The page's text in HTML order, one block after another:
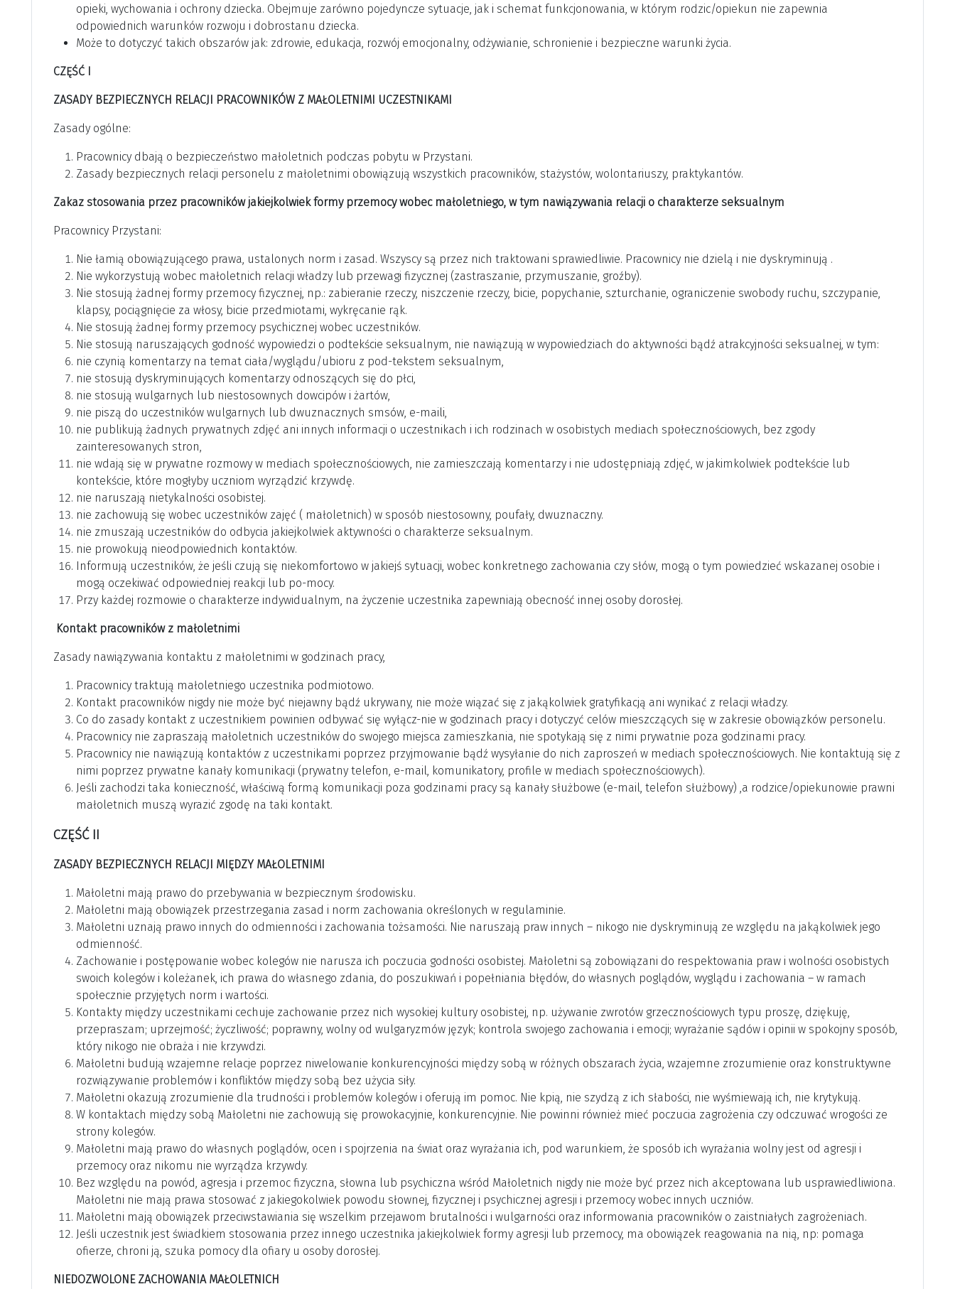
opieki, wychowania i ochrony dziecka. Obejmuje zarówno pojedyncze sytuacje, jak i schemat funkcjonowania, w którym rodzic/opiekun nie zapewnia
odpowiednich warunków rozwoju i dobrostanu dziecka.
Może to dotyczyć takich obszarów jak: zdrowie, edukacja, rozwój emocjonalny, odżywianie, schronienie i bezpieczne warunki życia.
CZĘŚĆ I
ZASADY BEZPIECZNYCH RELACJI PRACOWNIKÓW Z MAŁOLETNIMI UCZESTNIKAMI
Zasady ogólne:
Pracownicy dbają o bezpieczeństwo małoletnich podczas pobytu w Przystani.
Zasady bezpiecznych relacji personelu z małoletnimi obowiązują wszystkich pracowników, stażystów, wolontariuszy, praktykantów.
Zakaz stosowania przez pracowników jakiejkolwiek formy przemocy wobec małoletniego, w tym nawiązywania relacji o charakterze seksualnym
Pracownicy Przystani:
Nie łamią obowiązującego prawa, ustalonych norm i zasad. Wszyscy są przez nich traktowani sprawiedliwie. Pracownicy nie dzielą i nie dyskryminują .
Nie wykorzystują wobec małoletnich relacji władzy lub przewagi fizycznej (zastraszanie, przymuszanie, groźby).
Nie stosują żadnej formy przemocy fizycznej, np.: zabieranie rzeczy, niszczenie rzeczy, bicie, popychanie, szturchanie, ograniczenie swobody ruchu, szczypanie,
klapsy, pociągnięcie za włosy, bicie przedmiotami, wykręcanie rąk.
Nie stosują żadnej formy przemocy psychicznej wobec uczestników.
Nie stosują naruszających godność wypowiedzi o podtekście seksualnym, nie nawiązują w wypowiedziach do aktywności bądź atrakcyjności seksualnej, w tym:
nie czynią komentarzy na temat ciała/wyglądu/ubioru z pod-tekstem seksualnym,
nie stosują dyskryminujących komentarzy odnoszących się do płci,
nie stosują wulgarnych lub niestosownych dowcipów i żartów,
nie piszą do uczestników wulgarnych lub dwuznacznych smsów, e-maili,
nie publikują żadnych prywatnych zdjęć ani innych informacji o uczestnikach i ich rodzinach w osobistych mediach społecznościowych, bez zgody
zainteresowanych stron,
nie wdają się w prywatne rozmowy w mediach społecznościowych, nie zamieszczają komentarzy i nie udostępniają zdjęć, w jakimkolwiek podtekście lub
kontekście, które mogłyby uczniom wyrządzić krzywdę.
nie naruszają nietykalności osobistej.
nie zachowują się wobec uczestników zajęć ( małoletnich) w sposób niestosowny, poufały, dwuznaczny.
nie zmuszają uczestników do odbycia jakiejkolwiek aktywności o charakterze seksualnym.
nie prowokują nieodpowiednich kontaktów.
Informują uczestników, że jeśli czują się niekomfortowo w jakiejś sytuacji, wobec konkretnego zachowania czy słów, mogą o tym powiedzieć wskazanej osobie i
mogą oczekiwać odpowiedniej reakcji lub po-mocy.
Przy każdej rozmowie o charakterze indywidualnym, na życzenie uczestnika zapewniają obecność innej osoby dorosłej.
Kontakt pracowników z małoletnimi
Zasady nawiązywania kontaktu z małoletnimi w godzinach pracy,
Pracownicy traktują małoletniego uczestnika podmiotowo.
Kontakt pracowników nigdy nie może być niejawny bądź ukrywany, nie może wiązać się z jakąkolwiek gratyfikacją ani wynikać z relacji władzy.
Co do zasady kontakt z uczestnikiem powinien odbywać się wyłącz-nie w godzinach pracy i dotyczyć celów mieszczących się w zakresie obowiązków personelu.
Pracownicy nie zapraszają małoletnich uczestników do swojego miejsca zamieszkania, nie spotykają się z nimi prywatnie poza godzinami pracy.
Pracownicy nie nawiązują kontaktów z uczestnikami poprzez przyjmowanie bądź wysyłanie do nich zaproszeń w mediach społecznościowych. Nie kontaktują się z
nimi poprzez prywatne kanały komunikacji (prywatny telefon, e-mail, komunikatory, profile w mediach społecznościowych).
Jeśli zachodzi taka konieczność, właściwą formą komunikacji poza godzinami pracy są kanały służbowe (e-mail, telefon służbowy) ,a rodzice/opiekunowie prawni
małoletnich muszą wyrazić zgodę na taki kontakt.
CZĘŚĆ II
ZASADY BEZPIECZNYCH RELACJI MIĘDZY MAŁOLETNIMI
Małoletni mają prawo do przebywania w bezpiecznym środowisku.
Małoletni mają obowiązek przestrzegania zasad i norm zachowania określonych w regulaminie.
Małoletni uznają prawo innych do odmienności i zachowania tożsamości. Nie naruszają praw innych – nikogo nie dyskryminują ze względu na jakąkolwiek jego
odmienność.
Zachowanie i postępowanie wobec kolegów nie narusza ich poczucia godności osobistej. Małoletni są zobowiązani do respektowania praw i wolności osobistych
swoich kolegów i koleżanek, ich prawa do własnego zdania, do poszukiwań i popełniania błędów, do własnych poglądów, wyglądu i zachowania – w ramach
społecznie przyjętych norm i wartości.
Kontakty między uczestnikami cechuje zachowanie przez nich wysokiej kultury osobistej, np. używanie zwrotów grzecznościowych typu proszę, dziękuję,
przepraszam; uprzejmość; życzliwość; poprawny, wolny od wulgaryzmów język; kontrola swojego zachowania i emocji; wyrażanie sądów i opinii w spokojny sposób,
który nikogo nie obraża i nie krzywdzi.
Małoletni budują wzajemne relacje poprzez niwelowanie konkurencyjności między sobą w różnych obszarach życia, wzajemne zrozumienie oraz konstruktywne
rozwiązywanie problemów i konfliktów między sobą bez użycia siły.
Małoletni okazują zrozumienie dla trudności i problemów kolegów i oferują im pomoc. Nie kpią, nie szydzą z ich słabości, nie wyśmiewają ich, nie krytykują.
W kontaktach między sobą Małoletni nie zachowują się prowokacyjnie, konkurencyjnie. Nie powinni również mieć poczucia zagrożenia czy odczuwać wrogości ze
strony kolegów.
Małoletni mają prawo do własnych poglądów, ocen i spojrzenia na świat oraz wyrażania ich, pod warunkiem, że sposób ich wyrażania wolny jest od agresji i
przemocy oraz nikomu nie wyrządza krzywdy.
Bez względu na powód, agresja i przemoc fizyczna, słowna lub psychiczna wśród Małoletnich nigdy nie może być przez nich akceptowana lub usprawiedliwiona.
Małoletni nie mają prawa stosować z jakiegokolwiek powodu słownej, fizycznej i psychicznej agresji i przemocy wobec innych uczniów.
Małoletni mają obowiązek przeciwstawiania się wszelkim przejawom brutalności i wulgarności oraz informowania pracowników o zaistniałych zagrożeniach.
Jeśli uczestnik jest świadkiem stosowania przez innego uczestnika jakiejkolwiek formy agresji lub przemocy, ma obowiązek reagowania na nią, np: pomaga
ofierze, chroni ją, szuka pomocy dla ofiary u osoby dorosłej.
NIEDOZWOLONE ZACHOWANIA MAŁOLETNICH